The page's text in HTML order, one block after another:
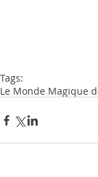
Tags:
Le Monde Magique